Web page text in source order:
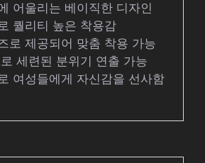
어울리는 베이직한 디자인
퀄리티 높은 착용감
로 제공되어 맞춤 착용 가능
세련된 분위기 연출 가능
여성들에게 자신감을 선사함